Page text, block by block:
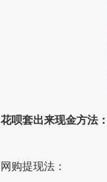
花呗套出来现金方法：
网购提现法：